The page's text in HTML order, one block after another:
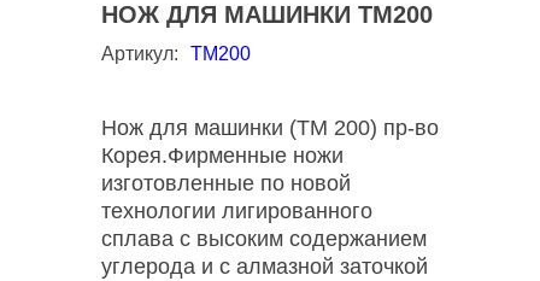
НОЖ ДЛЯ МАШИНКИ TM200
Артикул: TM200
Нож для машинки (TM 200) пр-во
Корея.Фирменные ножи
изготовленные по новой
технологии лигированного
сплава с высоким содержанием
углерода и с алмазной заточкой